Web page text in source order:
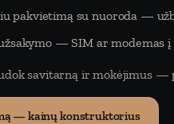
pakvietimą su nuoroda —
— SIM ar modemas
savitarną ir mokėjimus
— kainų konstruktorius